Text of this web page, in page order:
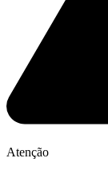
Atenção